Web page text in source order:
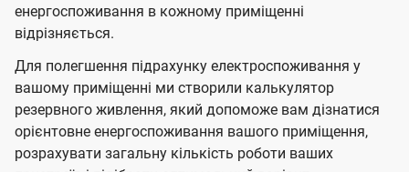
енергоспоживання в кожному приміщенні
відрізняється.
Для полегшення підрахунку електроспоживання у
вашому приміщенні ми створили калькулятор
резервного живлення, який допоможе вам дізнатися
орієнтовне енергоспоживання вашого приміщення,
розрахувати загальну кількість роботи ваших